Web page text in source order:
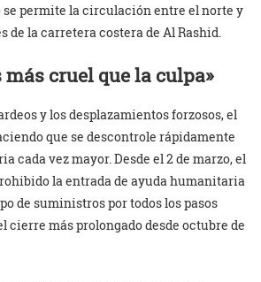
se permite la circulación entre el norte y
de la carretera costera de Al Rashid.
más cruel que la culpa»
y los desplazamientos forzosos, el
que se descontrole rápidamente
cada vez mayor. Desde el 2 de marzo, el
la entrada de ayuda humanitaria
de suministros por todos los pasos
cierre más prolongado desde octubre de